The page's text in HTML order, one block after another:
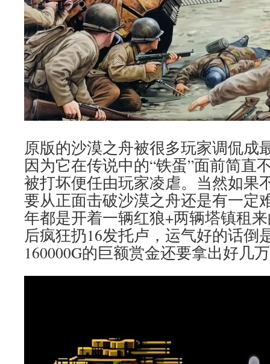
原版的沙漠之舟被很多玩家调侃成
因为它在传说中的“铁蛋”面前简直
被打坏便任由玩家凌虐。当然如果
要从正面击破沙漠之舟还是有一定
年都是开着一辆红狼+两辆塔镇租
后疯狂扔16发托卢，运气好的话倒
160000G的巨额赏金还要拿出好几